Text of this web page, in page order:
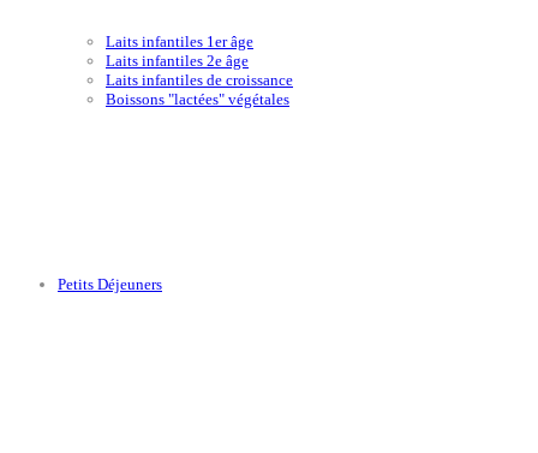
Laits infantiles 1er âge
Laits infantiles 2e âge
Laits infantiles de croissance
Boissons "lactées" végétales
Petits Déjeuners